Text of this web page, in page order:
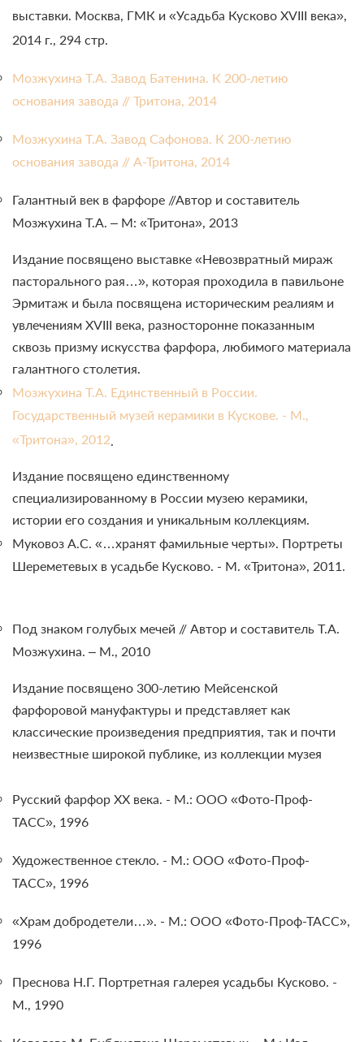
выставки. Москва, ГМК и «Усадьба Кусково XVIII века»,
2014 г., 294 стр.
Мозжухина Т.А. Завод Батенина. К 200-летию
основания завода // Тритона, 2014
Мозжухина Т.А. Завод Сафонова. К 200-летию
основания завода // А-Тритона, 2014
Галантный век в фарфоре //Автор и составитель
Мозжухина Т.А. – М: «Тритона», 2013
Издание посвящено выставке «Невозвратный мираж
пасторального рая…», которая проходила в павильоне
Эрмитаж и была посвящена историческим реалиям и
увлечениям XVIII века, разносторонне показанным
сквозь призму искусства фарфора, любимого материала
галантного столетия.
Мозжухина Т.А. Единственный в России.
Государственный музей керамики в Кускове. - М.,
«Тритона», 2012.
Издание посвящено единственному
специализированному в России музею керамики,
истории его создания и уникальным коллекциям.
Муковоз А.С. «…хранят фамильные черты». Портреты
Шереметевых в усадьбе Кусково. - М. «Тритона», 2011.
Под знаком голубых мечей // Автор и составитель Т.А.
Мозжухина. – М., 2010
Издание посвящено 300-летию Мейсенской
фарфоровой мануфактуры и представляет как
классические произведения предприятия, так и почти
неизвестные широкой публике, из коллекции музея
Русский фарфор XX века. - М.: ООО «Фото-Проф-
ТАСС», 1996
Художественное стекло. - М.: ООО «Фото-Проф-
ТАСС», 1996
«Храм добродетели…». - М.: ООО «Фото-Проф-ТАСС»,
1996
Преснова Н.Г. Портретная галерея усадьбы Кусково. -
М., 1990